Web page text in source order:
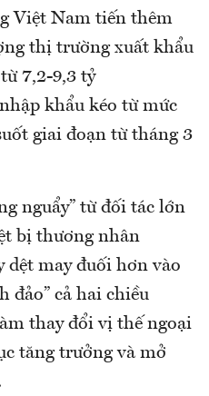
Việt Nam tiến thêm
thị trường xuất khẩu
7,2-9,3 tỷ
khẩu kéo từ mức
giai đoạn từ tháng 3
nguẩy” từ đối tác lớn
bị thương nhân
dệt may đuối hơn vào
đảo” cả hai chiều
thay đổi vị thế ngoại
tăng trưởng và mở